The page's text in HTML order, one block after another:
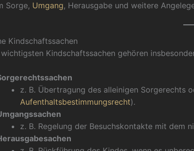
Sorge, Umgang, Herausgabe und weitere
Kindschaftssachen
Kindschaftssachen gehören
z. B. Übertragung des alleinigen Sorgerechts
Aufenthaltsbestimmungsrecht).
z. B. Regelung der Besuchskontakte mit dem